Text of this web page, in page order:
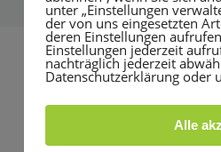
unter „Einstellungen
der von uns eingesetzten
deren Einstellungen
Einstellungen jederzeit
nachträglich jederzeit
Datenschutzerklärung oder
Alle